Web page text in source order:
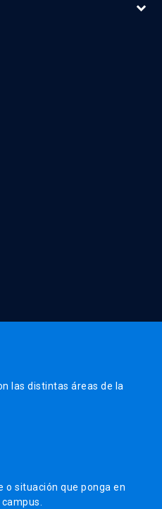
las distintas áreas de la
o situación que ponga en